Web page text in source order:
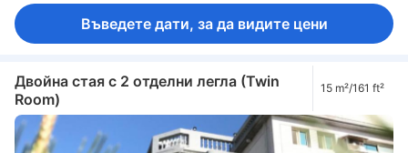
Въведете дати, за да видите цени
Двойна стая с 2 отделни легла (Twin
Room)
15 m²/161 ft²